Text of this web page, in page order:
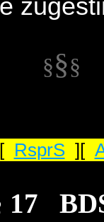
§§§
RsprS][
17